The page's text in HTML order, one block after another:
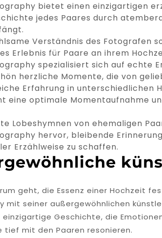
bietet einen einzigartigen
jedes Paares durch
Verständnis des Fotografen
Erlebnis für Paare an ihrem
spezialisiert sich auf echte
herzliche Momente, die von
Erfahrung in unterschiedlichen
eine optimale Momentaufnahme
Lobeshymnen von ehemaligen
hervor, bleibende
Erzählweise zu schaffen.
geht, die Essenz einer Hochzeit
mit seiner außergewöhnlichen
Geschichte, die
tief mit den Paaren resonieren.